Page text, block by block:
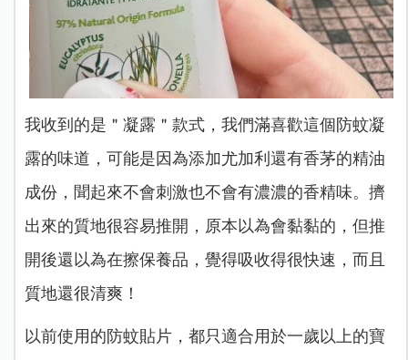
我收到的是＂凝露＂款式，我們滿喜歡這個防蚊凝
露的味道，可能是因為添加尤加利還有香茅的精油
成份，聞起來不會刺激也不會有濃濃的香精味。擠
出來的質地很容易推開，原本以為會黏黏的，但推
開後還以為在擦保養品，覺得吸收得很快速，而且
質地還很清爽！
以前使用的防蚊貼片，都只適合用於一歲以上的寶